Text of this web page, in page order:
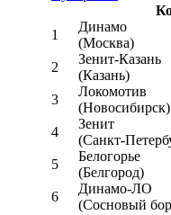
1
Динамо
(Москва)
2
Зенит-Казань
(Казань)
3
Локомотив
(Новосибирск)
4
Зенит
(Санкт-
5
Белогорье
(Белгород)
6
Динамо-ЛО
(Сосновый